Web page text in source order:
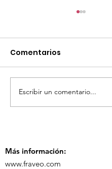
participó en la
Comentarios
Escribir un comentario...
Más información:
www.fraveo.com